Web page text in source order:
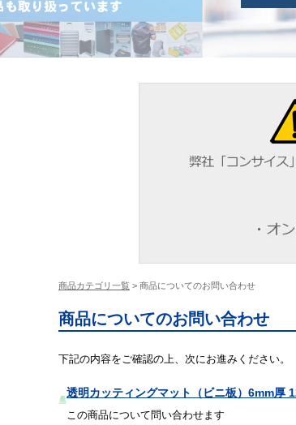
商品カテゴリ一覧 > 商品についてのお問い合わせ
商品についてのお問い合わせ
下記の内容をご確認の上、次にお進みください。
透明カッティングマット（ビニ板）6mm厚
この商品について問い合わせます